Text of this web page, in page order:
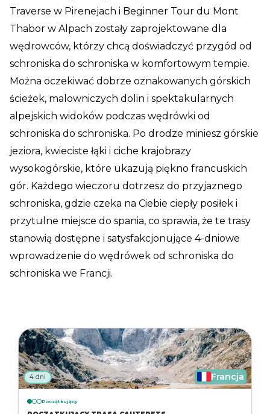
Traverse w Pirenejach i Beginner Tour du Mont
Thabor w Alpach zostały zaprojektowane dla
wędrowców, którzy chcą doświadczyć przygód od
schroniska do schroniska w komfortowym tempie.
Można oczekiwać dobrze oznakowanych górskich
ścieżek, malowniczych dolin i spektakularnych
alpejskich widoków podczas wędrówki od
schroniska do schroniska. Po drodze miniesz górskie
jeziora, kwieciste łąki i ciche krajobrazy
wysokogórskie, które ukazują piękno francuskich
gór. Każdego wieczoru dotrzesz do przyjaznego
schroniska, gdzie czeka na Ciebie ciepły posiłek i
przytulne miejsce do spania, co sprawia, że te trasy
stanowią dostępne i satysfakcjonujące 4-dniowe
wprowadzenie do wędrówek od schroniska do
schroniska we Francji.
4 dni Francja
Początkujący